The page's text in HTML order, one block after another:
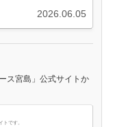
2026.06.05
ス宮島」公式サイトか
です。